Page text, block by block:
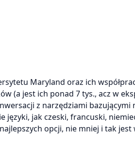
Maryland oraz ich
(a jest ich ponad 7 tys., acz w
z narzędziami bazującymi
języki, jak czeski, francuski,
opcji, nie mniej i tak